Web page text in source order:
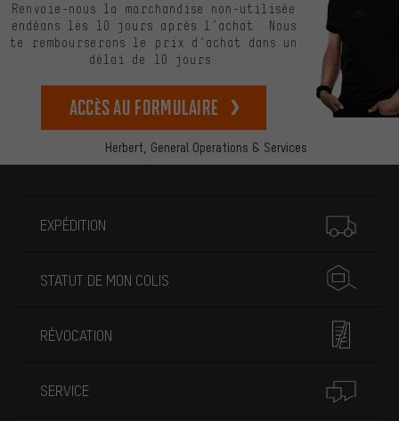
Herbert, General Operations & Services
Renvoie-nous la marchandise non-utilisée
endéans les 10 jours après l’achat. Nous
te rembourserons le prix d’achat dans un
délai de 10 jours.
Accès au formulaire
EXPÉDITION
STATUT DE MON COLIS
RÉVOCATION
SERVICE